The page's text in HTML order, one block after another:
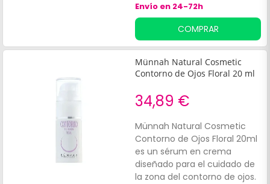
y piernas. Su fórmula
contiene la combinación de
siete aceites esenciales y
vegetales (limón, ciprés,
menta, pino silvestre, romero
con alcanfor orgánico,
para todo tipo de pieles.
Envío en 24-72h
COMPRAR
Münnah Natural Cosmetic
Contorno de Ojos Floral 20 ml
34,89 €
Münnah Natural Cosmetic
Contorno de Ojos Floral 20ml
es un sérum en crema
diseñado para el cuidado de
la zona del contorno de ojos.